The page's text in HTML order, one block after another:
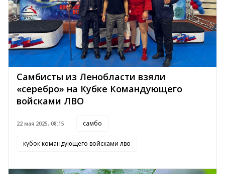
Самбисты из Ленобласти взяли
«серебро» на Кубке Командующего
войсками ЛВО
22 мая 2025, 08:15 самбо
кубок командующего войсками лво